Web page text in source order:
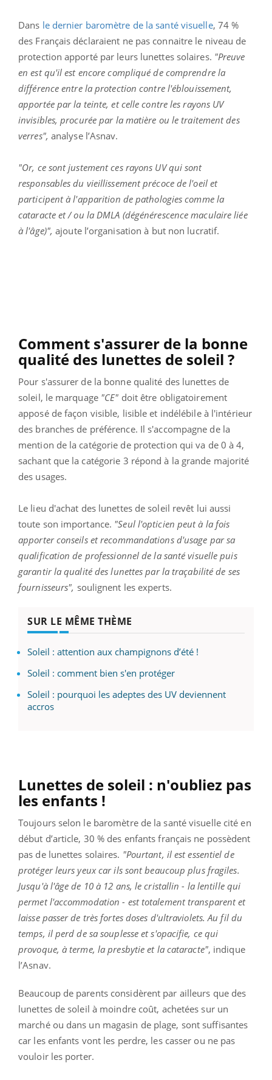
Dans le dernier baromètre de la santé visuelle, 74 %
des Français déclaraient ne pas connaitre le niveau de
protection apporté par leurs lunettes solaires. "Preuve
en est qu'il est encore compliqué de comprendre la
différence entre la protection contre l'éblouissement,
apportée par la teinte, et celle contre les rayons UV
invisibles, procurée par la matière ou le traitement des
verres", analysel’Asnav.
"Or, ce sont justement ces rayons UV qui sont
responsables du vieillissement précoce de l'oeil et
participent à l'apparition de pathologies comme la
cataracte et / ou la DMLA (dégénérescence maculaire liée
à l'âge)", ajoute l’organisation à but non lucratif.
Comment s'assurer de la bonne
qualité des lunettes de soleil ?
Pour s'assurer de la bonne qualité des lunettes de
soleil, le marquage"CE" doit être obligatoirement
apposé de façon visible, lisible et indélébile à l'intérieur
des branches de préférence. Il s'accompagne de la
mention de la catégorie de protection qui va de 0 à 4,
sachant que la catégorie 3 répond à la grande majorité
des usages.
Le lieu d'achat des lunettes de soleil revêt lui aussi
toute son importance. "Seul l'opticien peut à la fois
apporter conseils et recommandations d'usage par sa
qualification de professionnel de la santé visuelle puis
garantir la qualité des lunettes par la traçabilité de ses
fournisseurs", soulignent les experts.
SUR LE MÊME THÈME
Soleil : attention aux champignons d’été !
Soleil : comment bien s'en protéger
Soleil : pourquoi les adeptes des UV deviennent
accros
Lunettes de soleil : n'oubliez pas
les enfants !
Toujours selon le baromètre de la santé visuelle cité en
début d’article, 30 % des enfants français ne possèdent
pas de lunettes solaires. "Pourtant, il est essentiel de
protéger leurs yeux car ils sont beaucoup plus fragiles.
Jusqu'à l'âge de 10 à 12 ans, le cristallin - la lentille qui
permet l'accommodation - est totalement transparent et
laisse passer de très fortes doses d'ultraviolets. Au fil du
temps, il perd de sa souplesse et s'opacifie, ce qui
provoque, à terme, la presbytie et la cataracte", indique
l’Asnav.
Beaucoup de parents considèrent par ailleurs que des
lunettes de soleil à moindre coût, achetées sur un
marché ou dans un magasin de plage, sont suffisantes
car les enfants vont les perdre, les casser ou ne pas
vouloir les porter.